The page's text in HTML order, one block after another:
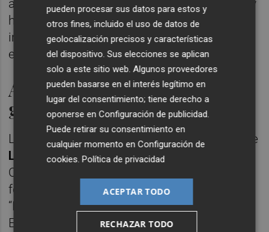
agradecido emocionada el reconocimiento y
ha subrayado la importancia de seguir
impulsando la visibilidad de las mujeres en
el emprendimiento.
Análisis de la brecha de
género en el emprendimiento
La jornada ha contado con la intervención de
Lucila García Méndez, directora general de
ClosinGap y referente en el emprendimiento
femenino, quien ha presentado el informe
“Brecha de género en el emprendimiento en
España”. El estudio analiza las principales
pueden procesar sus datos para estos y
otros fines, incluido el uso de datos de
geolocalización precisos y características
del dispositivo. Sus elecciones se aplican
solo a este sitio web. Algunos proveedores
pueden basarse en el interés legítimo en
lugar del consentimiento; tiene derecho a
oponerse enConfiguración de publicidad.
Puede retirar su consentimiento en
cualquier momento enConfiguración de
cookies.Política de privacidad
ACEPTAR TODO
RECHAZAR TODO